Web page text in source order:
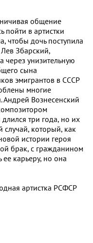
общение
пойти в артистки
чтобы дочь поступила
Збарский,
унизительную
сына
эмигрантов в СССР
многие
Вознесенский
три года, но их
который, как
истории героя
брак, с гражданином
ее карьеру, но она
артистка РСФСР